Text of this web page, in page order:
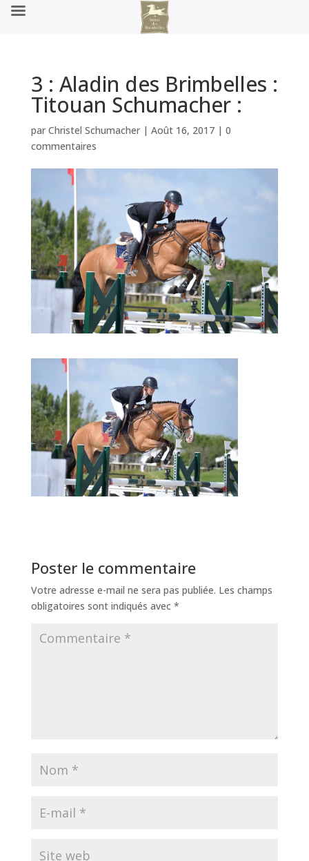
3 : Aladin des Brimbelles :
Titouan Schumacher :
par Christel Schumacher| Août 16, 2017| 0
commentaires
Poster le commentaire
Votre adresse e-mail ne sera pas publiée. Les champs
obligatoires sont indiqués avec *